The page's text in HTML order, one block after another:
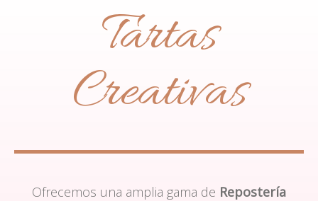
Tartas
Creativas
Ofrecemos una amplia gama de Repostería